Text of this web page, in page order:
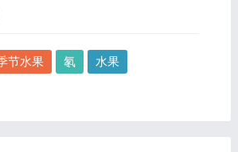
节水果 氡 水果